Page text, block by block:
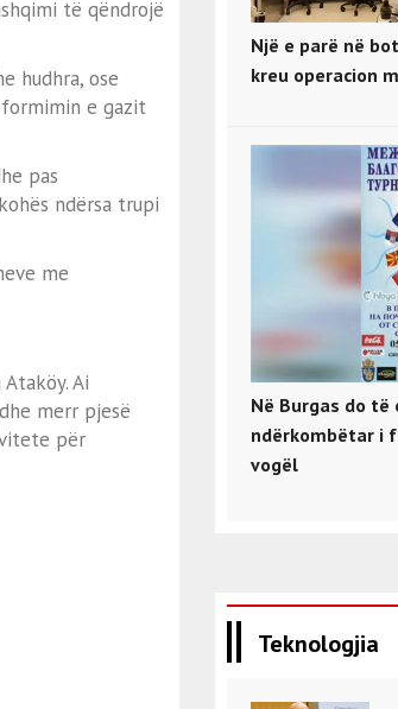
të qëndrojë
hudhra, ose
e gazit
pas
ndërsa trupi
me
Ai
merr pjesë
për
Një e parë në
kreu operacion
Në Burgas do
ndërkombëtar i
vogël
Teknologjia